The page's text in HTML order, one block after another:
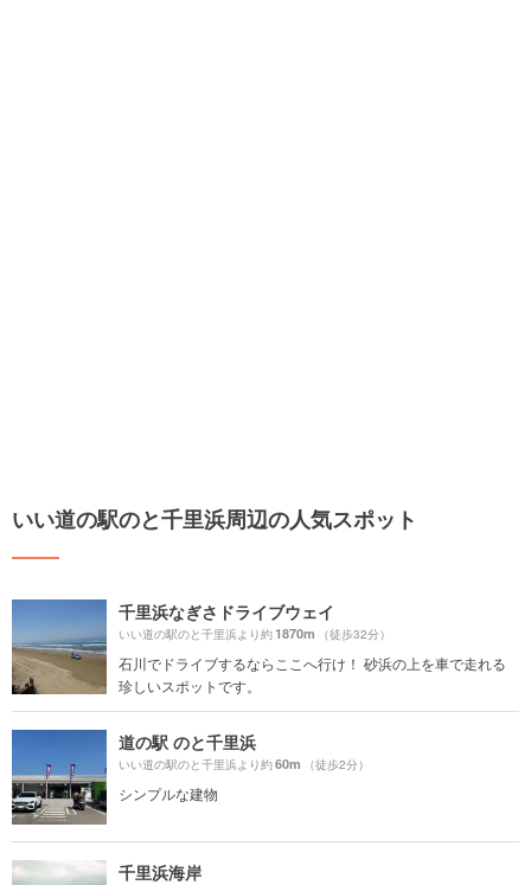
いい道の駅のと千里浜周辺の人気スポット
千里浜なぎさドライブウェイ
いい道の駅のと千里浜より約1870m （徒歩32分）
石川でドライブするならここへ行け！ 砂浜の上を車で走れる
珍しいスポットです。
道の駅 のと千里浜
いい道の駅のと千里浜より約60m （徒歩2分）
シンプルな建物
千里浜海岸